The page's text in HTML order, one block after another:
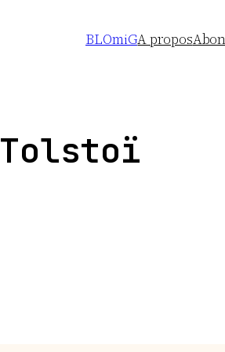
BLOmiGA propos
Tolstoï